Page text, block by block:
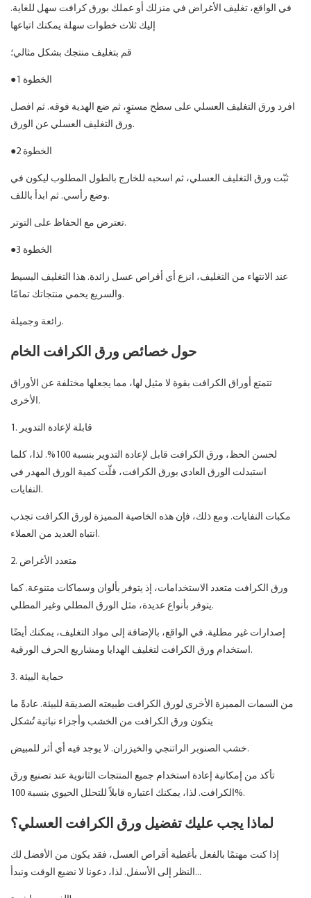
في الواقع، تغليف الأغراض في منزلك أو عملك بورق كرافت سهل للغاية.
إليك ثلاث خطوات سهلة يمكنك اتباعها
قم بتغليف منتجك بشكل مثالي؛
●الخطوة 1
افرد ورق التغليف العسلي على سطح مستوٍ، ثم ضع الهدية فوقه. ثم افصل
ورق التغليف العسلي عن الورق.
●الخطوة 2
ثبّت ورق التغليف العسلي، ثم اسحبه للخارج بالطول المطلوب ليكون في
وضع رأسي. ثم ابدأ باللف.
تعترض مع الحفاظ على التوتر.
●الخطوة 3
عند الانتهاء من التغليف، انزع أي أقراص عسل زائدة. هذا التغليف البسيط
والسريع يحمي منتجاتك تمامًا.
رائعة وجميلة.
حول خصائص ورق الكرافت الخام
تتمتع أوراق الكرافت بقوة لا مثيل لها، مما يجعلها مختلفة عن الأوراق
الأخرى.
1. قابلة لإعادة التدوير
لحسن الحظ، ورق الكرافت قابل لإعادة التدوير بنسبة 100%. لذا، كلما
استبدلت الورق العادي بورق الكرافت، قلّت كمية الورق المهدر في
النفايات.
مكبات النفايات. ومع ذلك، فإن هذه الخاصية المميزة لورق الكرافت تجذب
انتباه العديد من العملاء.
2. متعدد الأغراض
ورق الكرافت متعدد الاستخدامات، إذ يتوفر بألوان وسماكات متنوعة. كما
يتوفر بأنواع عديدة، مثل الورق المطلي وغير المطلي.
إصدارات غير مطلية. في الواقع، بالإضافة إلى مواد التغليف، يمكنك أيضًا
استخدام ورق الكرافت لتغليف الهدايا ومشاريع الحرف الورقية.
3. حماية البيئة
من السمات المميزة الأخرى لورق الكرافت طبيعته الصديقة للبيئة. عادةً ما
يتكون ورق الكرافت من الخشب وأجزاء نباتية تُشكل
خشب الصنوبر الراتنجي والخيزران. لا يوجد فيه أي أثر للمبيض.
تأكد من إمكانية إعادة استخدام جميع المنتجات الثانوية عند تصنيع ورق
الكرافت. لذا، يمكنك اعتباره قابلاً للتحلل الحيوي بنسبة 100%.
لماذا يجب عليك تفضيل ورق الكرافت العسلي؟
إذا كنت مهتمًا بالفعل بأغطية أقراص العسل، فقد يكون من الأفضل لك
النظر إلى الأسفل. لذا، دعونا لا نضيع الوقت ونبدأ...